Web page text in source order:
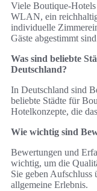
Viele Boutique-
WLAN, ein
individuelle
Gäste abgestimmt
Was sind beliebte
Deutschland?
In Deutschland sind
beliebte Städte für
Hotelkonzepte, die
Wie wichtig sind
Bewertungen und
wichtig, um die
Sie geben Aufschluss
allgemeine Erlebnis.